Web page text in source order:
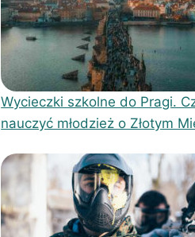
Wycieczki szkolne do Pragi.
nauczyć młodzież o Złotym